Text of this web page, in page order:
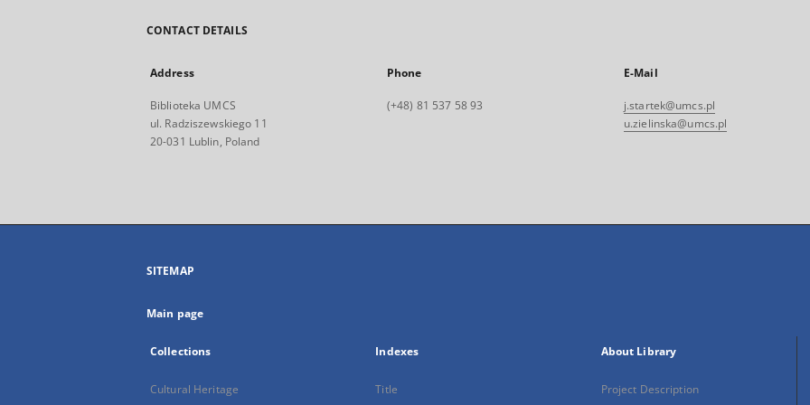
CONTACT DETAILS
Address
Biblioteka UMCS
ul. Radziszewskiego 11
20-031 Lublin, Poland
Phone
(+48) 81 537 58 93
E-Mail
j.startek@umcs.pl
u.zielinska@umcs.pl
SITEMAP
Main page
Collections
Cultural Heritage
Indexes
Title
About Library
Project Description